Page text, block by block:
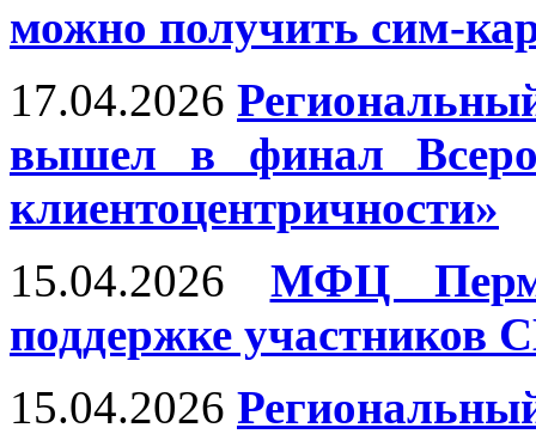
можно получить сим-
17.04.2026
вышел в финал
клиентоцентричности»
15.04.2026
МФЦ
поддержке участников
15.04.2026